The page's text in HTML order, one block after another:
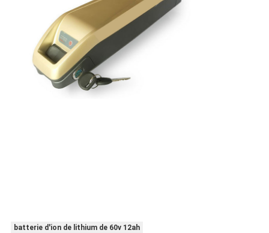
batterie d'ion de lithium de 60v 12ah